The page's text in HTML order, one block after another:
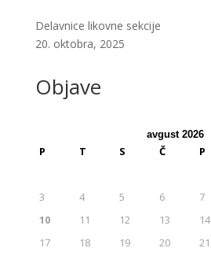
Delavnice likovne sekcije
20. oktobra, 2025
Objave
avgust 2026
P T S Č P
3
4 5 6 7
10
11 12 13 14
17
18 19 20 21